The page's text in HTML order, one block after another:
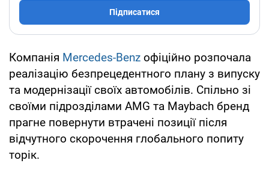
Підписатися
Компанія Mercedes-Benz офіційно розпочала
реалізацію безпрецедентного плану з випуску
та модернізації своїх автомобілів. Спільно зі
своїми підрозділами AMG та Maybach бренд
прагне повернути втрачені позиції після
відчутного скорочення глобального попиту
торік.